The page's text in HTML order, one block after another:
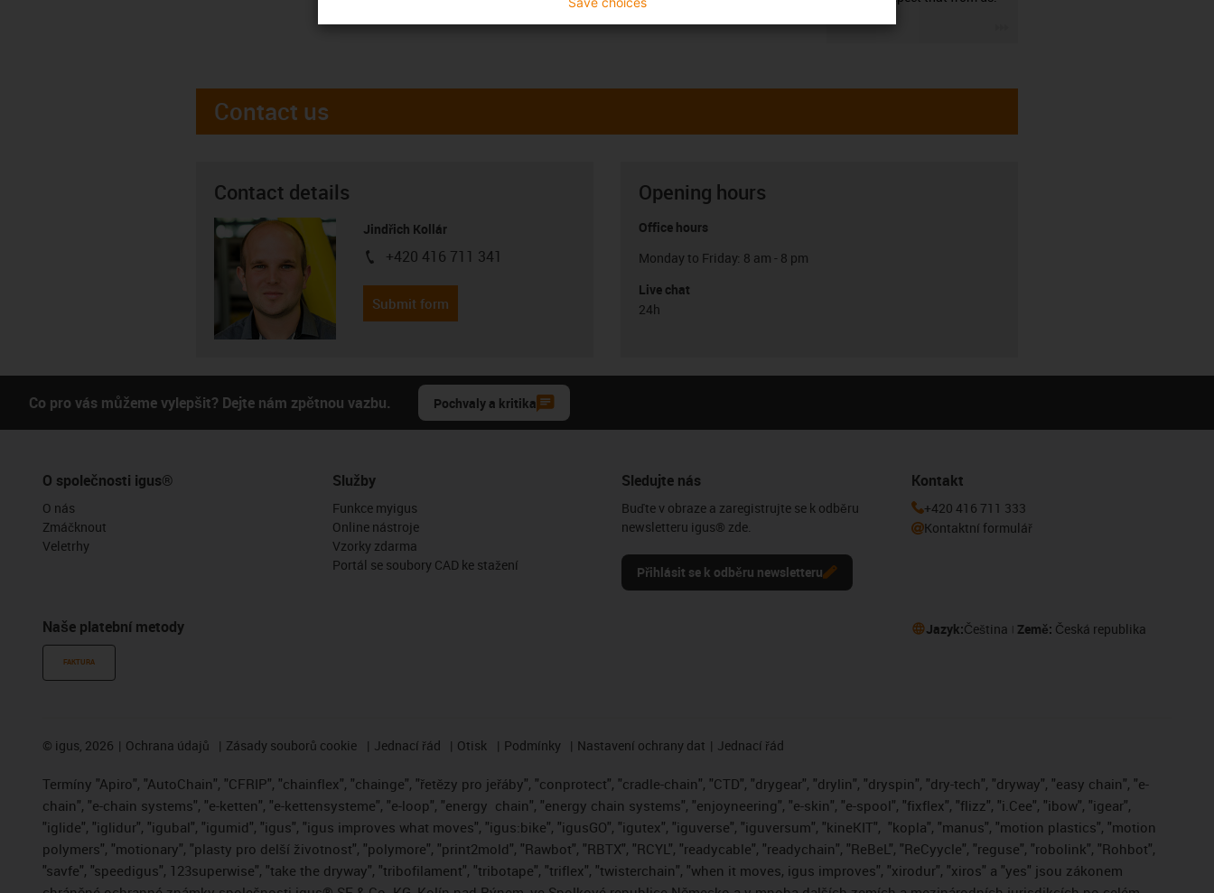
Contact us
Contact details
Jindřich Kollár
igus-icon-phone
+420 416 711 341
Submit form
Opening hours
Office hours
Monday to Friday: 8 am - 8 pm
Live chat
24h
Co pro vás můžeme vylepšit? Dejte nám zpětnou vazbu. Pochvaly a kritika
O společnosti igus®
O nás
Zmáčknout
Veletrhy
Naše platební metody
FAKTURA
Služby
Funkce myigus
Online nástroje
Vzorky zdarma
Portál se soubory CAD ke stažení
Sledujte nás
Buďte v obraze a zaregistrujte se k odběru
newsletteru igus® zde.
Přihlásit se k odběru newsletteru
Kontakt
+420 416 711 333
Kontaktní formulář
Jazyk:Čeština Země: Česká republika
© igus, 2026 Ochrana údajů Zásady souborů cookie Jednací řád Otisk Podmínky Nastavení ochrany dat Jednací řád
Termíny "Apiro", "AutoChain", "CFRIP", "chainflex", "chainge", "řetězy pro jeřáby", "conprotect", "cradle-chain", "CTD", "drygear", "drylin", "dryspin", "dry-tech", "dryway", "easy chain", "e-
chain", "e-chain systems", "e-ketten", "e-kettensysteme", "e-loop", "energy chain", "energy chain systems", "enjoyneering", "e-skin", "e-spool", "fixflex", "flizz", "i.Cee", "ibow", "igear",
"iglide", "iglidur", "igubal", "igumid", "igus", "igus improves what moves", "igus:bike", "igusGO", "igutex", "iguverse", "iguversum", "kineKIT", "kopla", "manus", "motion plastics", "motion
polymers", "motionary", "plasty pro delší životnost", "polymore", "print2mold", "Rawbot", "RBTX", "RCYL", "readycable", "readychain", "ReBeL", "ReCyycle", "reguse", "robolink", "Rohbot",
"savfe", "speedigus", 123superwise", "take the dryway", "tribofilament", "tribotape", "triflex", "twisterchain", "when it moves, igus improves", "xirodur", "xiros" a "yes" jsou zákonem